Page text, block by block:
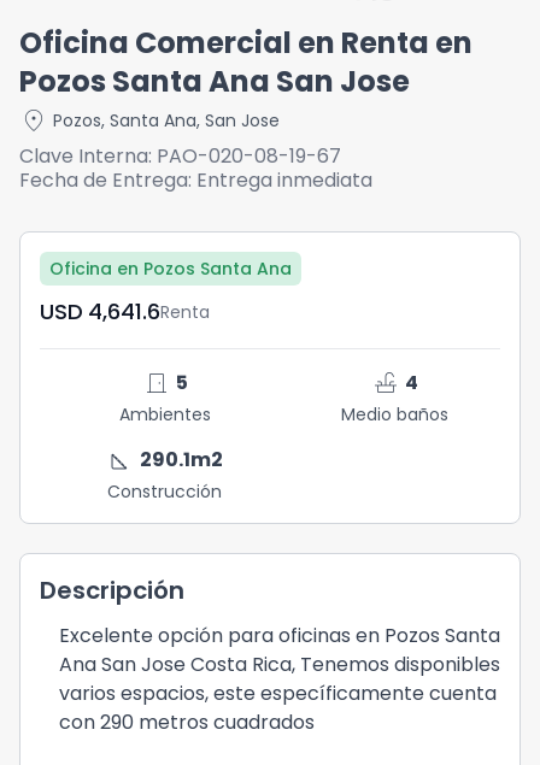
Oficina Comercial en Renta en
Pozos Santa Ana San Jose
location_on Pozos, Santa Ana, San Jose
Clave Interna: PAO-020-08-19-67
Fecha de Entrega: Entrega inmediata
Oficina en Pozos Santa Ana
USD	4,641.6Renta
door_front 5
Ambientes
faucet 4
Medio baños
square_foot 290.1m2
Construcción
Descripción
Excelente opción para oficinas en Pozos Santa
Ana San Jose Costa Rica, Tenemos disponibles
varios espacios, este específicamente cuenta
con 290 metros cuadrados